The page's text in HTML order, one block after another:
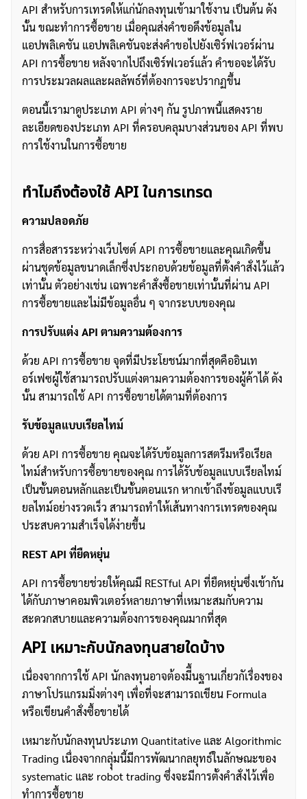
API สำหรับการเทรดให้แก่นักลงทุนเข้ามาใช้งาน เป็นต้น ดัง
นั้น ขณะทำการซื้อขาย เมื่อคุณส่งคำขอดึงข้อมูลใน
แอปพลิเคชัน แอปพลิเคชันจะส่งคำขอไปยังเซิร์ฟเวอร์ผ่าน
API การซื้อขาย หลังจากไปถึงเซิร์ฟเวอร์แล้ว คำขอจะได้รับ
การประมวลผลและผลลัพธ์ที่ต้องการจะปรากฏขึ้น
ตอนนี้เรามาดูประเภท API ต่างๆ กัน รูปภาพนี้แสดงราย
ละเอียดของประเภท API ที่ครอบคลุมบางส่วนของ API ที่พบ
การใช้งานในการซื้อขาย
ทำไมถึงต้องใช้ API ในการเทรด
ความปลอดภัย
การสื่อสารระหว่างเว็บไซต์ API การซื้อขายและคุณเกิดขึ้น
ผ่านชุดข้อมูลขนาดเล็กซึ่งประกอบด้วยข้อมูลที่ตั้งคำสั่งไว้แล้ว
เท่านั้น ตัวอย่างเช่น เฉพาะคำสั่งซื้อขายเท่านั้นที่ผ่าน API
การซื้อขายและไม่มีข้อมูลอื่น ๆ จากระบบของคุณ
การปรับแต่ง API ตามความต้องการ
ด้วย API การซื้อขาย จุดที่มีประโยชน์มากที่สุดคืออินเท
อร์เฟซผู้ใช้สามารถปรับแต่งตามความต้องการของผู้ค้าได้ ดัง
นั้น สามารถใช้ API การซื้อขายได้ตามที่ต้องการ
รับข้อมูลแบบเรียลไทม์
ด้วย API การซื้อขาย คุณจะได้รับข้อมูลการสตรีมหรือเรียล
ไทม์สำหรับการซื้อขายของคุณ การได้รับข้อมูลแบบเรียลไทม์
เป็นขั้นตอนหลักและเป็นขั้นตอนแรก หากเข้าถึงข้อมูลแบบเรี
ยลไทม์อย่างรวดเร็ว สามารถทำให้เส้นทางการเทรดของคุณ
ประสบความสำเร็จได้ง่ายขึ้น
REST API ที่ยืดหยุ่น
API การซื้อขายช่วยให้คุณมี RESTful API ที่ยืดหยุ่นซึ่งเข้ากัน
ได้กับภาษาคอมพิวเตอร์หลายภาษาที่เหมาะสมกับความ
สะดวกสบายและความต้องการของคุณมากที่สุด
API เหมาะกับนักลงทุนสายใดบ้าง
เนื่องจากการใช้ API นักลงทุนอาจต้องมีื้นฐานเกี่ยวกัเรื่องของ
ภาษาโปรแกรมมิ่งต่างๆ เพื่อที่จะสามารถเขียน Formula
หรือเขียนคำสั่งซื้อขายได้
เหมาะกับนักลงทุนประเภท Quantitative และ Algorithmic
Trading เนื่องจากกลุุ่มนี้มีการพัฒนากลยุทธ์ในลักษณะของ
systematic และ robot trading ซึ่งจะมีการตั้งคำสั่งไว้เพื่อ
ทำการซื้อขาย